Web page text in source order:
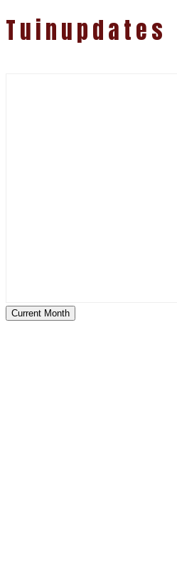
Tuinupdates
Current Month